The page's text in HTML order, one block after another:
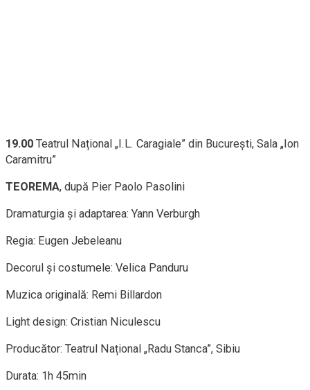
19.00 Teatrul Național „I.L. Caragiale” din București, Sala „Ion
Caramitru”
TEOREMA, după Pier Paolo Pasolini
Dramaturgia și adaptarea: Yann Verburgh
Regia: Eugen Jebeleanu
Decorul și costumele: Velica Panduru
Muzica originală: Remi Billardon
Light design: Cristian Niculescu
Producător: Teatrul Național „Radu Stanca”, Sibiu
Durata: 1h 45min